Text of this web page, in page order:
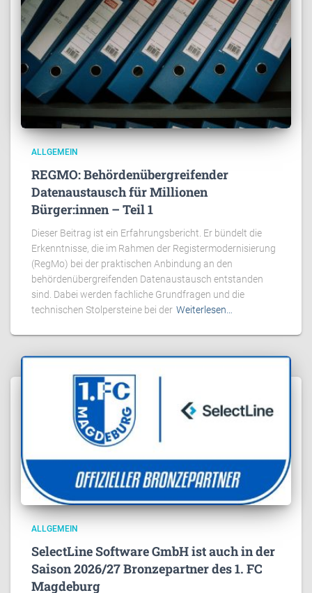
ALLGEMEIN
REGMO: Behördenübergreifender
Datenaustausch für Millionen
Bürger:innen – Teil 1
Dieser Beitrag ist ein Erfahrungsbericht. Er bündelt die
Erkenntnisse, die im Rahmen der Registermodernisierung
(RegMo) bei der praktischen Anbindung an den
behördenübergreifenden Datenaustausch entstanden
sind. Dabei werden fachliche Grundfragen und die
technischen Stolpersteine bei der Weiterlesen…
ALLGEMEIN
SelectLine Software GmbH ist auch in der
Saison 2026/27 Bronzepartner des 1. FC
Magdeburg